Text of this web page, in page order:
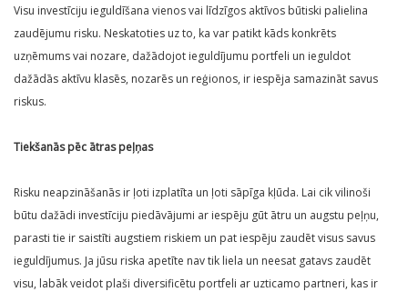
Visu investīciju ieguldīšana vienos vai līdzīgos aktīvos būtiski palielina
zaudējumu risku. Neskatoties uz to, ka var patikt kāds konkrēts
uzņēmums vai nozare, dažādojot ieguldījumu portfeli un ieguldot
dažādās aktīvu klasēs, nozarēs un reģionos, ir iespēja samazināt savus
riskus.
Tiekšanās pēc ātras peļņas
Risku neapzināšanās ir ļoti izplatīta un ļoti sāpīga kļūda. Lai cik vilinoši
būtu dažādi investīciju piedāvājumi ar iespēju gūt ātru un augstu peļņu,
parasti tie ir saistīti augstiem riskiem un pat iespēju zaudēt visus savus
ieguldījumus. Ja jūsu riska apetīte nav tik liela un neesat gatavs zaudēt
visu, labāk veidot plaši diversificētu portfeli ar uzticamo partneri, kas ir